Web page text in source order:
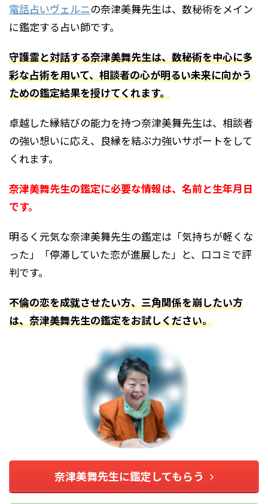
電話占いヴェルニの奈津美舞先生は、数秘術をメイン
に鑑定する占い師です。
守護霊と対話する奈津美舞先生は、数秘術を中心に多
彩な占術を用いて、相談者の心が明るい未来に向かう
ための鑑定結果を授けてくれます。
卓越した縁結びの能力を持つ奈津美舞先生は、相談者
の強い想いに応え、良縁を結ぶ力強いサポートをして
くれます。
奈津美舞先生の鑑定に必要な情報は、名前と生年月日
です。
明るく元気な奈津美舞先生の鑑定は「気持ちが軽くな
った」「停滞していた恋が進展した」と、口コミで評
判です。
不倫の恋を成就させたい方、三角関係を崩したい方
は、奈津美舞先生の鑑定をお試しください。
奈津美舞先生に鑑定してもらう